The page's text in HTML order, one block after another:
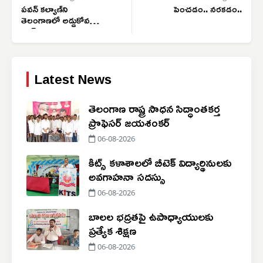
పవన్‌ కల్యాణ్‌ని
తెలంగాణలో అడ్డుకోవడం
కరెక్ట్ కాదు
పెంచడం.. నరకడం..
Latest News
తెలంగాణ రాష్ట్ర సాధన సిద్ధాంతకర్త
ప్రొఫెసర్ జయశంకర్
06-08-2026
కిట్స్ కళాశాలలో బీటెక్ విద్యార్థినులకు
అవగాహనా సదస్సు
06-08-2026
బాలల భద్రతపై ఉపాధ్యాయులకు
ప్రత్యేక శిక్షణ
06-08-2026